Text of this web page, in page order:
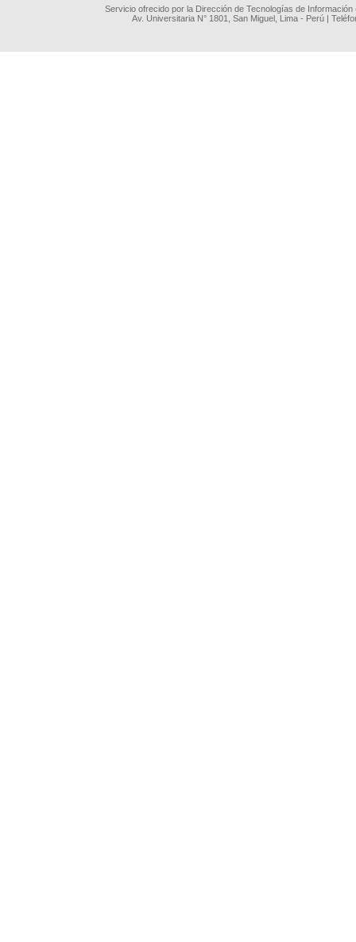
Servicio ofrecido por la Dirección de Tecnologías de
Av. Universitaria N° 1801, San Miguel, Lima - Perú |